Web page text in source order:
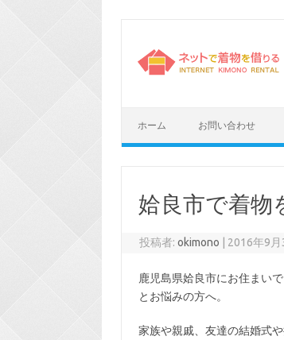
ホーム お問い合わせ
姶良市で着物
投稿者:okimono 2016年9月
鹿児島県姶良市にお住まい
とお悩みの方へ。
家族や親戚、友達の結婚式